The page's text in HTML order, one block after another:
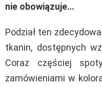
nie obowiązuje…
Podział ten
tkanin, dostępnych
Coraz częściej
zamówieniami w